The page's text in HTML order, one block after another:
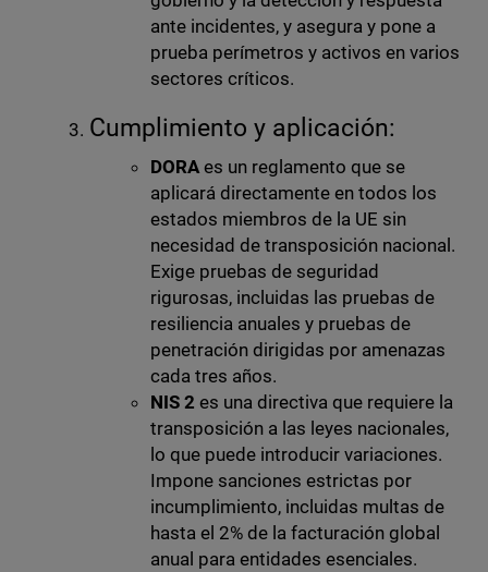
ante incidentes, y asegura y pone a
prueba perímetros y activos en varios
sectores críticos.
Cumplimiento y aplicación:
DORAes un reglamento que se
aplicará directamente en todos los
estados miembros de la UE sin
necesidad de transposición nacional.
Exige pruebas de seguridad
rigurosas, incluidas las pruebas de
resiliencia anuales y pruebas de
penetración dirigidas por amenazas
cada tres años.
NIS 2 es una directiva que requiere la
transposición a las leyes nacionales,
lo que puede introducir variaciones.
Impone sanciones estrictas por
incumplimiento, incluidas multas de
hasta el 2% de la facturación global
anual para entidades esenciales.